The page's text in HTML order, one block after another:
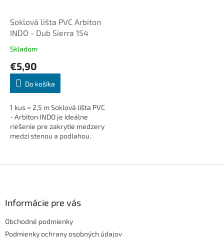
Soklová lišta PVC Arbiton
INDO - Dub Sierra 154
Skladom
€5,90
Do košíka
1 kus = 2,5 m Soklová lišta PVC
- Arbiton INDO je ideálne
riešenie pre zakrytie medzery
medzi stenou a podlahou.
káble...
Informácie pre vás
Obchodné podmienky
Podmienky ochrany osobných údajov